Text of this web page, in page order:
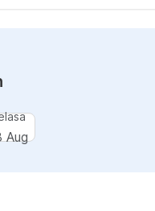
Aug